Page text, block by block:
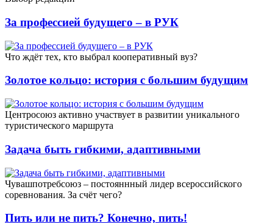
За профессией будущего – в РУК
Что ждёт тех, кто выбрал кооперативный вуз?
Золотое кольцо: история с большим будущим
Центросоюз активно участвует в развитии уникального
туристического маршрута
Задача быть гибкими, адаптивными
Чувашпотребсоюз – постояннный лидер всероссийского
соревнования. За счёт чего?
Пить или не пить? Конечно, пить!